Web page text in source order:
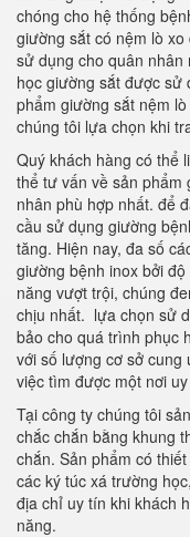
chóng cho hệ thống
giường sắt có nệm lò
sử dụng cho quân nhân
học giường sắt được sử
phẩm giường sắt nệm
chúng tôi lựa chọn khi
Quý khách hàng có thể
thể tư vấn về sản phẩm
nhân phù hợp nhất. để
cầu sử dụng giường
tăng. Hiện nay, đa số
giường bệnh inox bởi
năng vượt trội, chúng
chịu nhất. lựa chọn sử
bảo cho quá trình phục
với số lượng cơ sở cung
việc tìm được một nơi
Tại công ty chúng tôi
chắc chắn bằng khung
chắn. Sản phẩm có
các ký túc xá trường
địa chỉ uy tín khi khách
năng.